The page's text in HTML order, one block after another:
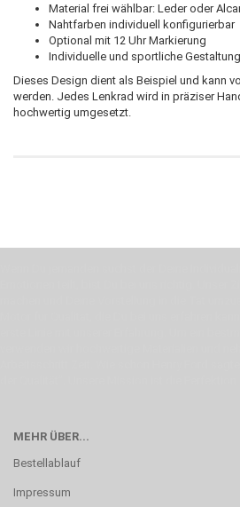
Material frei wählbar: Leder oder
Nahtfarben individuell konfigurierbar
Optional mit 12 Uhr Markierung
Individuelle und sportliche
Dieses Design dient als Beispiel und kann
werden. Jedes Lenkrad wird in präziser
hochwertig umgesetzt.
MEHR ÜBER...
Bestellablauf
Impressum